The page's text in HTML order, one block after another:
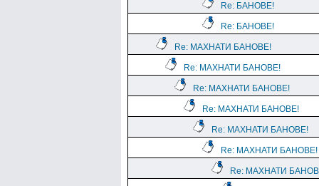
Re: БАНОВЕ!
Re: БАНОВЕ!
Re: МАХНАТИ БАНОВЕ!
Re: МАХНАТИ БАНОВЕ!
Re: МАХНАТИ БАНОВЕ!
Re: МАХНАТИ БАНОВЕ!
Re: МАХНАТИ БАНОВЕ!
Re: МАХНАТИ БАНОВЕ!
Re: МАХНАТИ